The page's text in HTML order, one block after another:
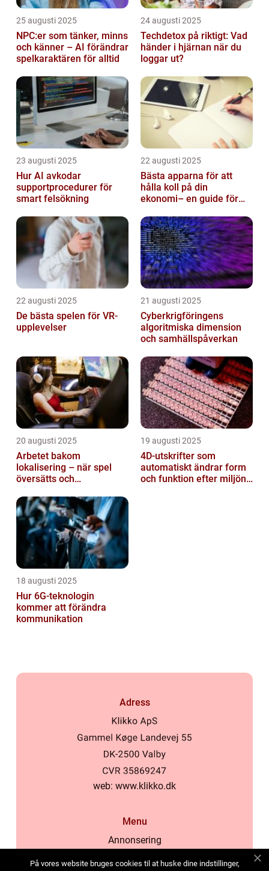
25 augusti 2025
NPC:er som tänker, minns
och känner – AI förändrar
spelkaraktären för alltid
24 augusti 2025
Techdetox på riktigt: Vad
händer i hjärnan när du
loggar ut?
23 augusti 2025
Hur AI avkodar
supportprocedurer för
smart felsökning
22 augusti 2025
Bästa apparna för att
hålla koll på din
ekonomi– en guide för
22 augusti 2025
De bästa spelen för VR-
upplevelser
21 augusti 2025
Cyberkrigföringens
algoritmiska dimension
och samhällspåverkan
20 augusti 2025
Arbetet bakom
lokalisering – när spel
översätts och
19 augusti 2025
4D-utskrifter som
automatiskt ändrar form
och funktion efter miljöns
18 augusti 2025
Hur 6G-teknologin
kommer att förändra
kommunikation
Adress
web: www.klikko.dk
Menu
Annonsering
På vores website bruges cookies til at huske dine indstillinger,